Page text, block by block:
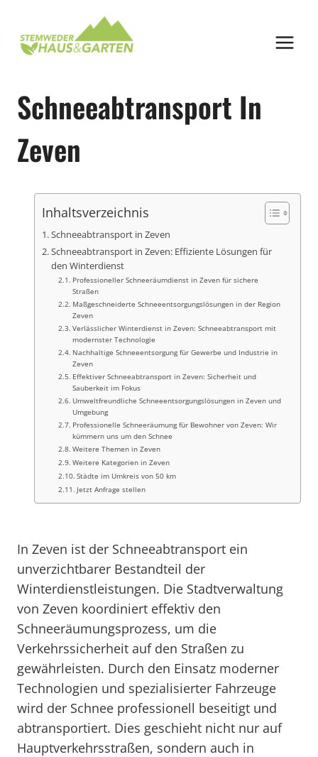
springen
Schneeabtransport In
Zeven
Inhaltsverzeichnis
Schneeabtransport in Zeven
Schneeabtransport in Zeven: Effiziente Lösungen für
den Winterdienst
Professioneller Schneeräumdienst in Zeven für sichere
Straßen
Maßgeschneiderte Schneeentsorgungslösungen in der Region
Zeven
Verlässlicher Winterdienst in Zeven: Schneeabtransport mit
modernster Technologie
Nachhaltige Schneeentsorgung für Gewerbe und Industrie in
Zeven
Effektiver Schneeabtransport in Zeven: Sicherheit und
Sauberkeit im Fokus
Umweltfreundliche Schneeentsorgungslösungen in Zeven und
Umgebung
Professionelle Schneeräumung für Bewohner von Zeven: Wir
kümmern uns um den Schnee
Weitere Themen in Zeven
Weitere Kategorien in Zeven
Städte im Umkreis von 50 km
Jetzt Anfrage stellen
In Zeven ist der Schneeabtransport ein
unverzichtbarer Bestandteil der
Winterdienstleistungen. Die Stadtverwaltung
von Zeven koordiniert effektiv den
Schneeräumungsprozess, um die
Verkehrssicherheit auf den Straßen zu
gewährleisten. Durch den Einsatz moderner
Technologien und spezialisierter Fahrzeuge
wird der Schnee professionell beseitigt und
abtransportiert. Dies geschieht nicht nur auf
Hauptverkehrsstraßen, sondern auch in